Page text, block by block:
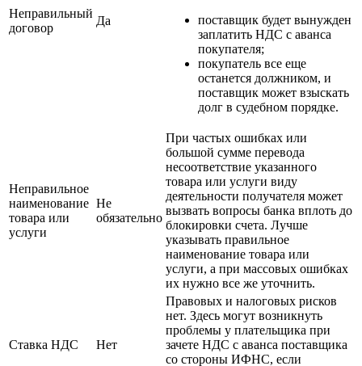
Неправильный
договор
Да
поставщик будет вынужден
заплатить НДС с аванса
покупателя;
покупатель все еще
останется должником, и
поставщик может взыскать
долг в судебном порядке.
Неправильное
наименование
товара или
услуги
Не
обязательно
При частых ошибках или
большой сумме перевода
несоответствие указанного
товара или услуги виду
деятельности получателя может
вызвать вопросы банка вплоть до
блокировки счета. Лучше
указывать правильное
наименование товара или
услуги, а при массовых ошибках
их нужно все же уточнить.
Ставка НДС Нет
Правовых и налоговых рисков
нет. Здесь могут возникнуть
проблемы у плательщика при
зачете НДС с аванса поставщика
со стороны ИФНС, если